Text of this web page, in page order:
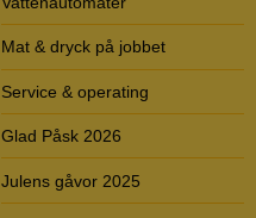
Mat & dryck på jobbet
Service & operating
Glad Påsk 2026
Julens gåvor 2025